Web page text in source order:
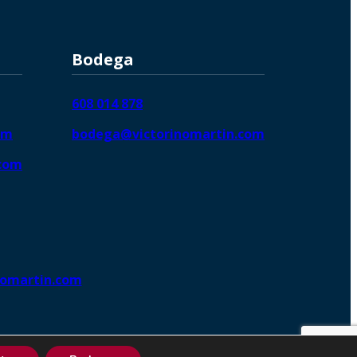
Bodega
608 014 878
bodega@victorinomartin.com
DigitalGrowthⓇ